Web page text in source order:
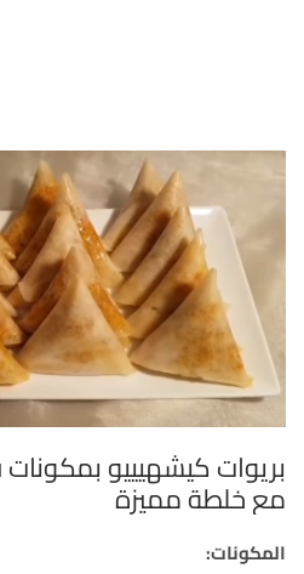
بريوات كيشهيييو
مع خلطة مميزة
المكونات: